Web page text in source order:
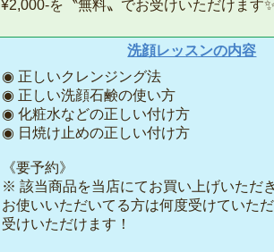
¥2,000-を〝無料〟でお受けいただけます✨
洗顔レッスンの内容
◉ 正しいクレンジング法
◉ 正しい洗顔石鹸の使い方
◉ 化粧水などの正しい付け方
◉ 日焼け止めの正しい付け方
《要予約》
※ 該当商品を当店にてお買い上げいただき
お使いいただいてる方は何度受けていた
受けいただけます！